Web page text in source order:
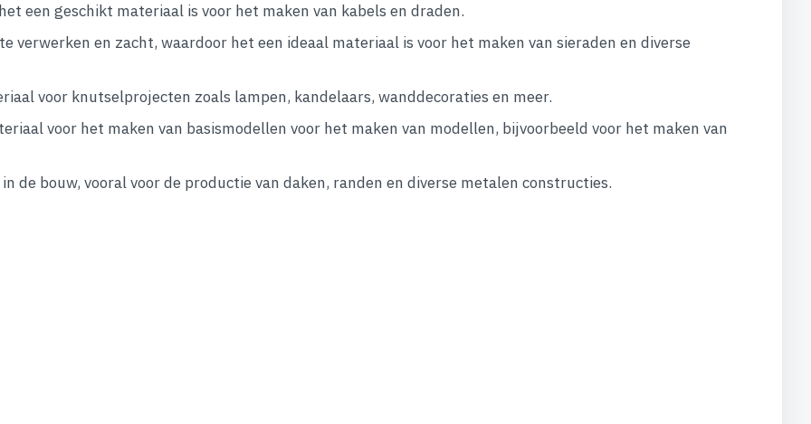
een geschikt materiaal is voor het maken van kabels en draden.
verwerken en zacht, waardoor het een ideaal materiaal is voor het maken van sieraden en diverse
voor knutselprojecten zoals lampen, kandelaars, wanddecoraties en meer.
voor het maken van basismodellen voor het maken van modellen, bijvoorbeeld voor het maken van
de bouw, vooral voor de productie van daken, randen en diverse metalen constructies.